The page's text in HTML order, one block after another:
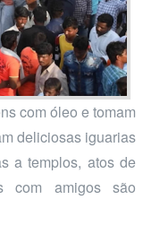
com óleo e tomam
deliciosas iguarias
a templos, atos de
com amigos são